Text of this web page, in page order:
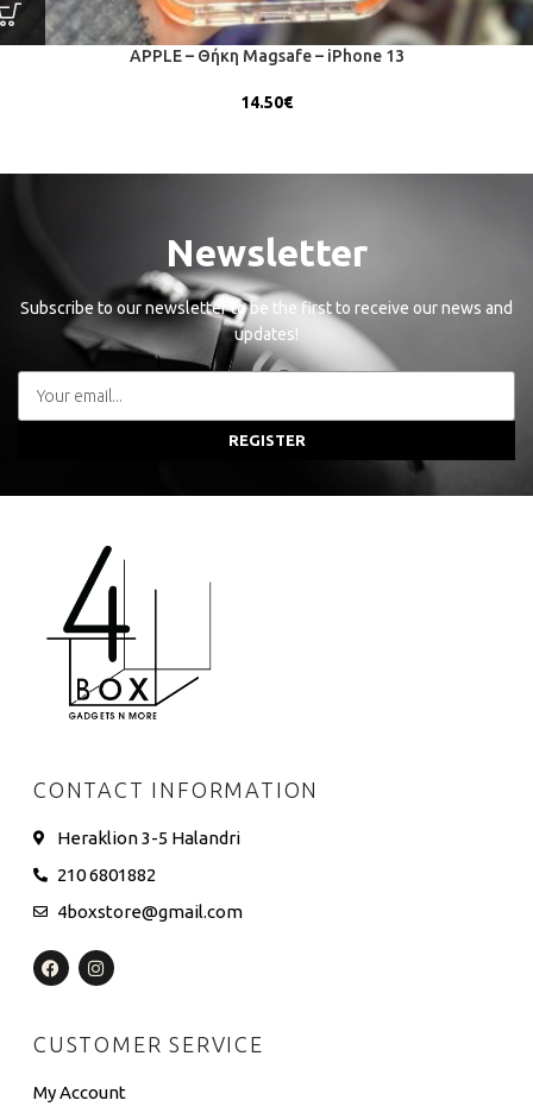
APPLE – Θήκη Magsafe – iPhone 13
14.50€
Newsletter
Subscribe to our newsletter to be the first to receive our news and
updates!
REGISTER
CONTACT INFORMATION
Heraklion 3-5 Halandri
210 6801882
4boxstore@gmail.com
CUSTOMER SERVICE
My Account